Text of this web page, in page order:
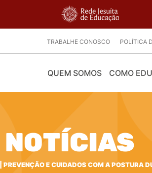
TRABALHE CONOSCO POLÍTICA
QUEM SOMOS COMO
NOTÍCIAS
PREVENÇÃO E CUIDADOS COM A POSTURA